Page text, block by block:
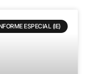
ESPECIAL (IE)